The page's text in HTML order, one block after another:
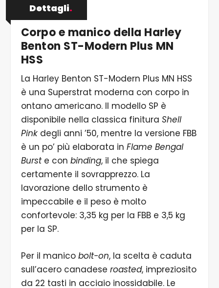
Dettagli.
Corpo e manico della Harley
Benton ST-Modern Plus MN
HSS
La Harley Benton ST-Modern Plus MN HSS
è una Superstrat moderna con corpo in
ontano americano. Il modello SP è
disponibile nella classica finitura Shell
Pinkdegli anni ’50, mentre la versione FBB
è un po’ più elaborata in Flame Bengal
Burste con binding, il che spiega
certamente il sovrapprezzo. La
lavorazione dello strumento è
impeccabile e il peso è molto
confortevole: 3,35 kg per la FBB e 3,5 kg
per la SP.
Per il manico bolt-on, la scelta è caduta
sull’acero canadese roasted, impreziosito
da 22 tasti in acciaio inossidabile. Le